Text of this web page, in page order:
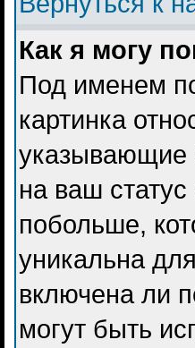
Как я могу
Под именем
картинка
указывающие
на ваш
побольше,
уникальна
включена ли
могут быть